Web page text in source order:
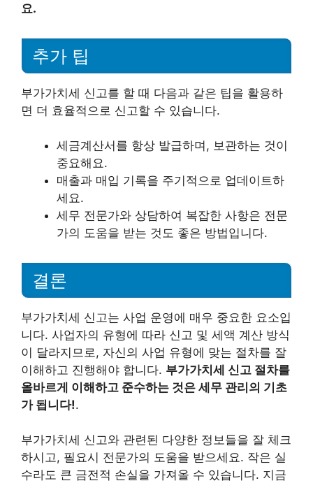
요.
추가 팁
부가가치세 신고를 할 때 다음과 같은 팁을 활용하
면 더 효율적으로 신고할 수 있습니다.
세금계산서를 항상 발급하며, 보관하는 것이
중요해요.
매출과 매입 기록을 주기적으로 업데이트하
세요.
세무 전문가와 상담하여 복잡한 사항은 전문
가의 도움을 받는 것도 좋은 방법입니다.
결론
부가가치세 신고는 사업 운영에 매우 중요한 요소입
니다. 사업자의 유형에 따라 신고 및 세액 계산 방식
이 달라지므로, 자신의 사업 유형에 맞는 절차를 잘
이해하고 진행해야 합니다. 부가가치세 신고 절차를
올바르게 이해하고 준수하는 것은 세무 관리의 기초
가 됩니다!.
부가가치세 신고와 관련된 다양한 정보들을 잘 체크
하시고, 필요시 전문가의 도움을 받으세요. 작은 실
수라도 큰 금전적 손실을 가져올 수 있습니다. 지금